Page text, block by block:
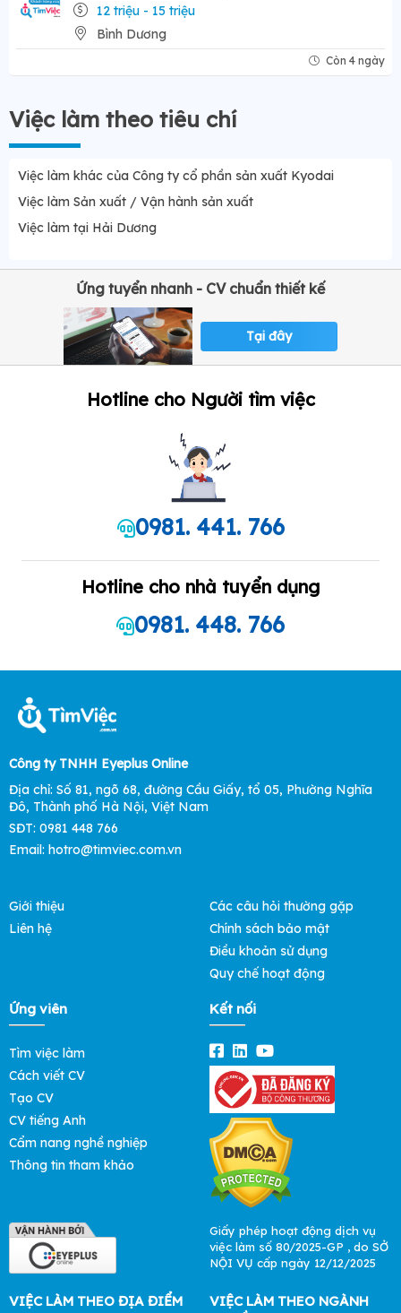
12 triệu - 15 triệu
Bình Dương
Còn 4 ngày
Việc làm theo tiêu chí
Việc làm khác của Công ty cổ phần sản xuất Kyodai
Việc làm Sản xuất / Vận hành sản xuất
Việc làm tại Hải Dương
Ứng tuyển nhanh - CV chuẩn thiết kế
Tại đây
Hotline cho Người tìm việc
0981. 441. 766
Hotline cho nhà tuyển dụng
0981. 448. 766
Công ty TNHH Eyeplus Online
Địa chỉ: Số 81, ngõ 68, đường Cầu Giấy, tổ 05, Phường Nghĩa
Đô, Thành phố Hà Nội, Việt Nam
SĐT: 0981 448 766
Email: hotro@timviec.com.vn
Giới thiệu
Liên hệ
Các câu hỏi thường gặp
Chính sách bảo mật
Điều khoản sử dụng
Quy chế hoạt động
Ứng viên
Tìm việc làm
Cách viết CV
Tạo CV
CV tiếng Anh
Cẩm nang nghề nghiệp
Thông tin tham khảo
Kết nối
Giấy phép hoạt động dịch vụ
việc làm số 80/2025-GP , do SỞ
NỘI VỤ cấp ngày 12/12/2025
VIỆC LÀM THEO ĐỊA ĐIỂM
VIỆC LÀM THEO NGÀNH